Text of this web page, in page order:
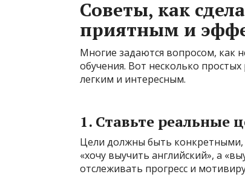
Советы, как
приятным и
Многие задаются вопросом, как
обучения. Вот несколько
легким и интересным.
1. Ставьте реальные
Цели должны быть
«хочу выучить английский», а
отслеживать прогресс и